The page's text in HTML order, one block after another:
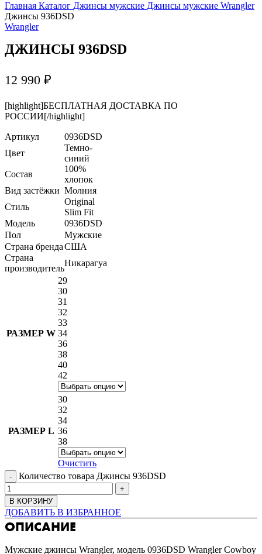
Главная Каталог Джинсы мужские Джинсы мужские Wrangler
Джинсы 936DSD
Wrangler
ДЖИНСЫ 936DSD
12 990 ₽
[highlight]БЕСПЛАТНАЯ ДОСТАВКА ПО
РОССИИ[/highlight]
Артикул
0936DSD
Цвет
Темно-
синий
Состав
100%
хлопок
Вид застёжки Молния
Стиль
Original
Slim Fit
Модель
0936DSD
Пол
Мужские
Страна брендаСША
Страна
производитель
Никарагуа
РАЗМЕР W
29
30
31
32
33
34
36
38
40
42
РАЗМЕР L
30
32
34
36
38
Очистить
Количество товара Джинсы 936DSD
В КОРЗИНУ
ДОБАВИТЬ В ИЗБРАННОЕ
ОПИСАНИЕ
Мужские джинсы Wrangler, модель 0936DSD Wrangler Cowboy